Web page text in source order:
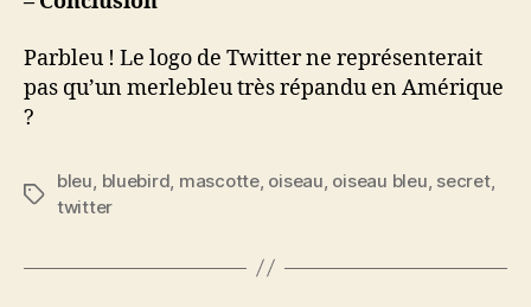
Parbleu ! Le logo de Twitter ne représenterait
pas qu’un merlebleu très répandu en Amérique
?
Étiquettes
bleu bluebird mascotte, oiseau oiseau bleu secret,
twitter